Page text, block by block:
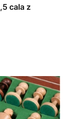
cala z